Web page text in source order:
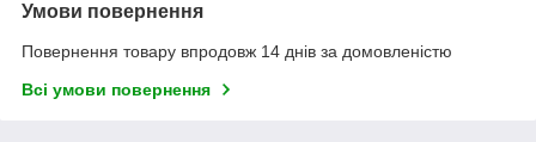
Умови повернення
Повернення товару впродовж 14 днів за домовленістю
Всі умови повернення